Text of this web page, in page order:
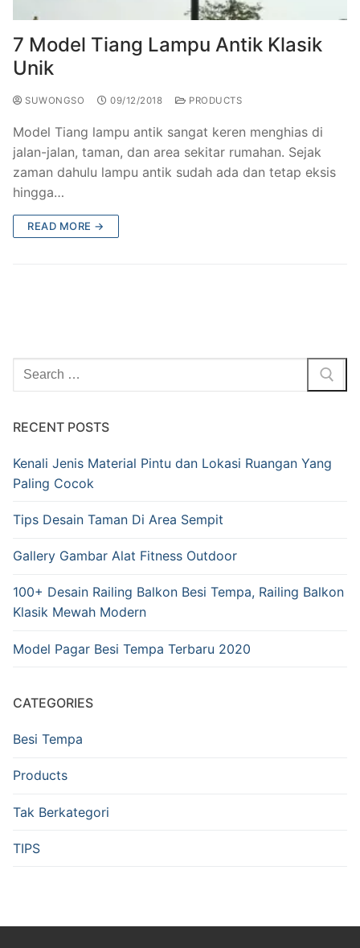
7 Model Tiang Lampu Antik Klasik
Unik
SUWONGSO 09/12/2018 PRODUCTS
Model Tiang lampu antik sangat keren menghias di
jalan-jalan, taman, dan area sekitar rumahan. Sejak
zaman dahulu lampu antik sudah ada dan tetap eksis
hingga…
READ MORE →
RECENT POSTS
Kenali Jenis Material Pintu dan Lokasi Ruangan Yang
Paling Cocok
Tips Desain Taman Di Area Sempit
Gallery Gambar Alat Fitness Outdoor
100+ Desain Railing Balkon Besi Tempa, Railing Balkon
Klasik Mewah Modern
Model Pagar Besi Tempa Terbaru 2020
CATEGORIES
Besi Tempa
Products
Tak Berkategori
TIPS